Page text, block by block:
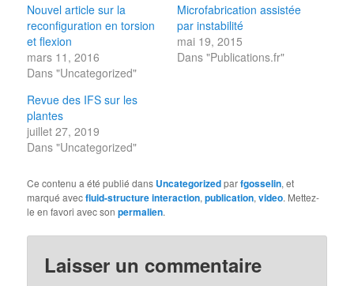
Nouvel article sur la
reconfiguration en torsion
et flexion
mars 11, 2016
Dans "Uncategorized"
Microfabrication assistée
par instabilité
mai 19, 2015
Dans "Publications.fr"
Revue des IFS sur les
plantes
juillet 27, 2019
Dans "Uncategorized"
Ce contenu a été publié dans Uncategorizedparfgosselin, et
marqué avecfluid-structure interaction,publication,video. Mettez-
le en favori avec sonpermalien.
Laisser un commentaire